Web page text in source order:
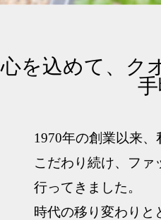
心を込めて、ク
1970年の創業以来
こだわり続け、ファ
行ってきました。
時代の移り変わりと